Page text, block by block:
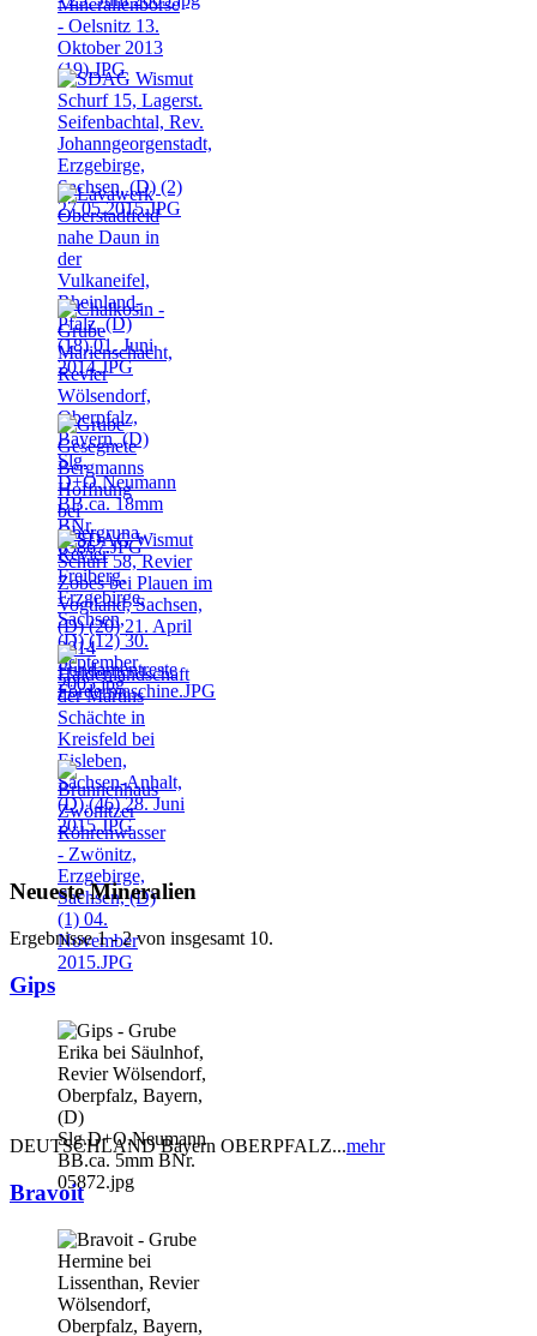
Neueste Mineralien
Ergebnisse 1 - 2 von insgesamt 10.
Gips
DEUTSCHLAND Bayern OBERPFALZ...mehr
Bravoit